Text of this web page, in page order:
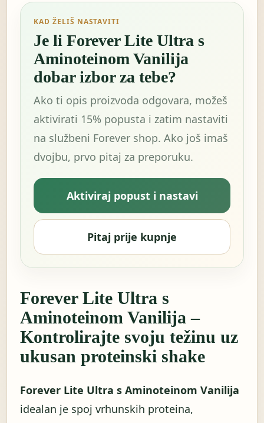
KAD ŽELIŠ NASTAVITI
Je li Forever Lite Ultra s
Aminoteinom Vanilija
dobar izbor za tebe?
Ako ti opis proizvoda odgovara, možeš
aktivirati 15% popusta i zatim nastaviti
na službeni Forever shop. Ako još imaš
dvojbu, prvo pitaj za preporuku.
Aktiviraj popust i nastavi
Pitaj prije kupnje
Forever Lite Ultra s
Aminoteinom Vanilija –
Kontrolirajte svoju težinu uz
ukusan proteinski shake
Forever Lite Ultra s Aminoteinom Vanilija
idealan je spoj vrhunskih proteina,